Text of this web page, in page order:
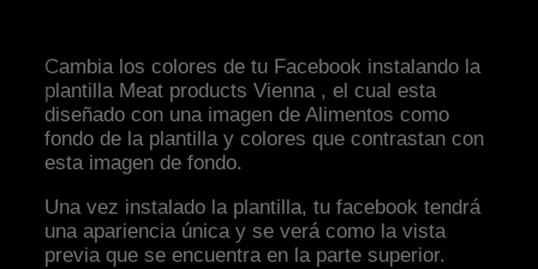
Cambia los colores de tu Facebook instalando la
plantilla Meat products Vienna , el cual esta
diseñado con una imagen de Alimentos como
fondo de la plantilla y colores que contrastan con
esta imagen de fondo.
Una vez instalado la plantilla, tu facebook tendrá
una apariencia única y se verá como la vista
previa que se encuentra en la parte superior.